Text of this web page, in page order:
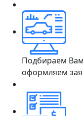
Подбираем
оформляем